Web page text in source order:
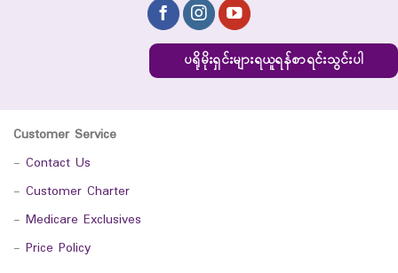
ပရိုမိုးရှင်းများရယူရန်စာရင်းသွင်းပါ
Customer Service
- Contact Us
- Customer Charter
- Medicare Exclusives
- Price Policy